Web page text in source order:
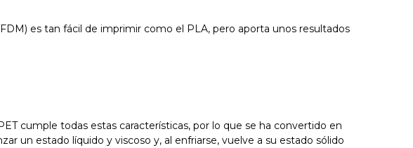
es tan fácil de imprimir como el PLA, pero aporta unos resultados
cumple todas estas características, por lo que se ha convertido en
un estado líquido y viscoso y, al enfriarse, vuelve a su estado sólido